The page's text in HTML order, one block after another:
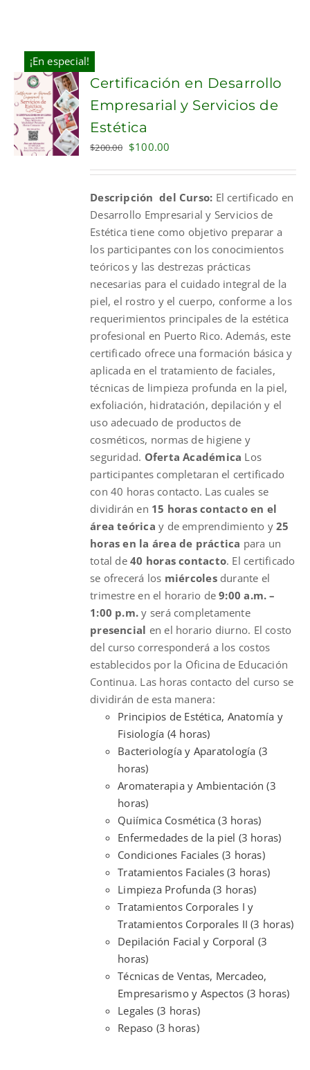
¡En especial!
ADD TO
CART
Certificación en Desarrollo
Empresarial y Servicios de
Estética
$200.00 Original
$200.00.
$100.00
$100.00.
Descripción del Curso: El certificado en
Desarrollo Empresarial y Servicios de
Estética tiene como objetivo preparar a
los participantes con los conocimientos
teóricos y las destrezas prácticas
necesarias para el cuidado integral de la
piel, el rostro y el cuerpo, conforme a los
requerimientos principales de la estética
profesional en Puerto Rico. Además, este
certificado ofrece una formación básica y
aplicada en el tratamiento de faciales,
técnicas de limpieza profunda en la piel,
exfoliación, hidratación, depilación y el
uso adecuado de productos de
cosméticos, normas de higiene y
seguridad. Oferta Académica Los
participantes completaran el certificado
con 40 horas contacto. Las cuales se
dividirán en 15 horas contacto en el
área teórica y de emprendimiento y25
horas en la área de práctica para un
total de40 horas contacto. El certificado
se ofrecerá los miércolesdurante el
trimestre en el horario de9:00 a.m. –
1:00 p.m. y será completamente
presencial en el horario diurno. El costo
del curso corresponderá a los costos
establecidos por la Oficina de Educación
Continua. Las horas contacto del curso se
dividirán de esta manera:
Principios de Estética, Anatomía y
Fisiología (4 horas)
Bacteriología y Aparatología (3
horas)
Aromaterapia y Ambientación (3
horas)
Quiímica Cosmética (3 horas)
Enfermedades de la piel (3 horas)
Condiciones Faciales (3 horas)
Tratamientos Faciales (3 horas)
Limpieza Profunda (3 horas)
Tratamientos Corporales I y
Tratamientos Corporales II (3 horas)
Depilación Facial y Corporal (3
horas)
Técnicas de Ventas, Mercadeo,
Empresarismo y Aspectos (3 horas)
Legales (3 horas)
Repaso (3 horas)